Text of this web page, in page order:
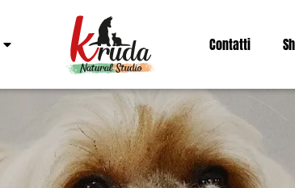
Contatti